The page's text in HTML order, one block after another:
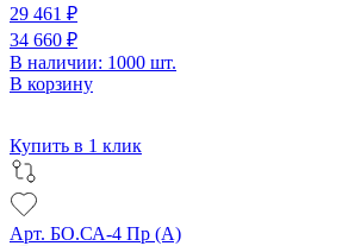
29 461 ₽
34 660 ₽
В наличии: 1000 шт.
В корзину
Купить в 1 клик
Арт. БО.СА-4 Пр (A)